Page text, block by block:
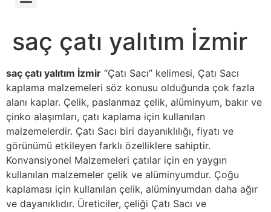
saç çatı yalıtım İzmir
saç çatı yalıtım İzmir “Çatı Sacı” kelimesi, Çatı Sacı
kaplama malzemeleri söz konusu olduğunda çok fazla
alanı kaplar. Çelik, paslanmaz çelik, alüminyum, bakır ve
çinko alaşımları, çatı kaplama için kullanılan
malzemelerdir. Çatı Sacı biri dayanıklılığı, fiyatı ve
görünümü etkileyen farklı özelliklere sahiptir.
Konvansiyonel Malzemeleri çatılar için en yaygın
kullanılan malzemeler çelik ve alüminyumdur. Çoğu
kaplaması için kullanılan çelik, alüminyumdan daha ağır
ve dayanıklıdır. Üreticiler, çeliği Çatı Sacı ve